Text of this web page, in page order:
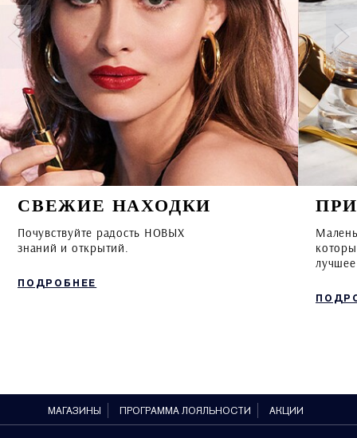
СВЕЖИЕ НАХОДКИ
Почувствуйте радость НОВЫХ
знаний и открытий.
ПОДРОБНЕЕ
МАГАЗИНЫ ПРОГРАММА ЛОЯЛЬНОСТИ АКЦИИ